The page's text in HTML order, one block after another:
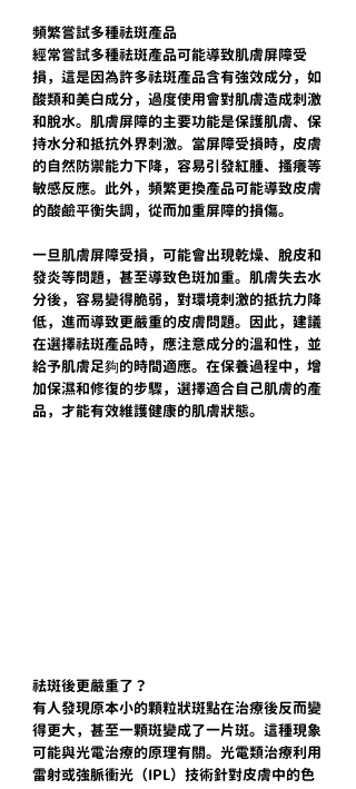
頻繁嘗試多種祛斑產品
經常嘗試多種祛斑產品可能導致肌膚屏障受
損，這是因為許多祛斑產品含有強效成分，如
酸類和美白成分，過度使用會對肌膚造成刺激
和脫水。肌膚屏障的主要功能是保護肌膚、保
持水分和抵抗外界刺激。當屏障受損時，皮膚
的自然防禦能力下降，容易引發紅腫、搔癢等
敏感反應。此外，頻繁更換產品可能導致皮膚
的酸鹼平衡失調，從而加重屏障的損傷。
一旦肌膚屏障受損，可能會出現乾燥、脫皮和
發炎等問題，甚至導致色斑加重。肌膚失去水
分後，容易變得脆弱，對環境刺激的抵抗力降
低，進而導致更嚴重的皮膚問題。因此，建議
在選擇祛斑產品時，應注意成分的溫和性，並
給予肌膚足夠的時間適應。在保養過程中，增
加保濕和修復的步驟，選擇適合自己肌膚的產
品，才能有效維護健康的肌膚狀態。
祛斑後更嚴重了？
有人發現原本小的顆粒狀斑點在治療後反而變
得更大，甚至一顆斑變成了一片斑。這種現象
可能與光電治療的原理有關。光電類治療利用
雷射或強脈衝光（IPL）技術針對皮膚中的色